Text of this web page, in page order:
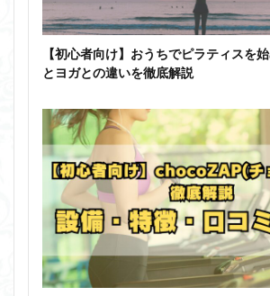
【初心者向け】おうちでピラティスを
とヨガとの違いを徹底解説